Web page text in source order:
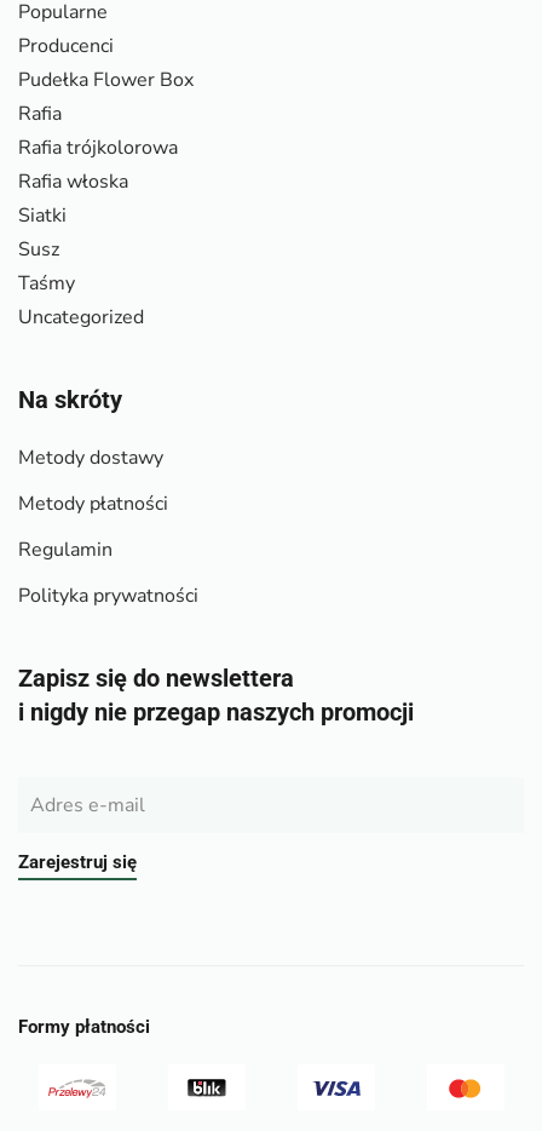
Popularne
Producenci
Pudełka Flower Box
Rafia
Rafia trójkolorowa
Rafia włoska
Siatki
Susz
Taśmy
Uncategorized
Na skróty
Metody dostawy
Metody płatności
Regulamin
Polityka prywatności
Zapisz się do newslettera
i nigdy nie przegap naszych promocji
Zarejestruj się
Formy płatności